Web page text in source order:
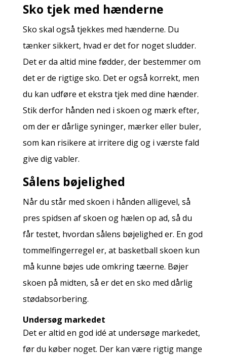
Sko tjek med hænderne
Sko skal også tjekkes med hænderne. Du
tænker sikkert, hvad er det for noget sludder.
Det er da altid mine fødder, der bestemmer om
det er de rigtige sko. Det er også korrekt, men
du kan udføre et ekstra tjek med dine hænder.
Stik derfor hånden ned i skoen og mærk efter,
om der er dårlige syninger, mærker eller buler,
som kan risikere at irritere dig og i værste fald
give dig vabler.
Sålens bøjelighed
Når du står med skoen i hånden alligevel, så
pres spidsen af skoen og hælen op ad, så du
får testet, hvordan sålens bøjelighed er. En god
tommelfingerregel er, at basketball skoen kun
må kunne bøjes ude omkring tæerne. Bøjer
skoen på midten, så er det en sko med dårlig
stødabsorbering.
Undersøg markedet
Det er altid en god idé at undersøge markedet,
før du køber noget. Der kan være rigtig mange